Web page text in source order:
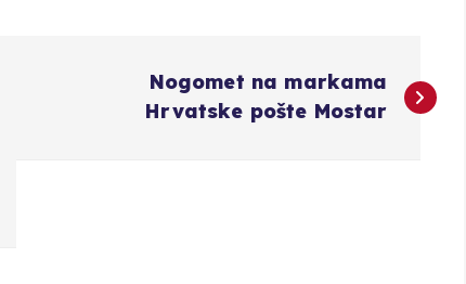
Nogomet na markama
Hrvatske pošte Mostar